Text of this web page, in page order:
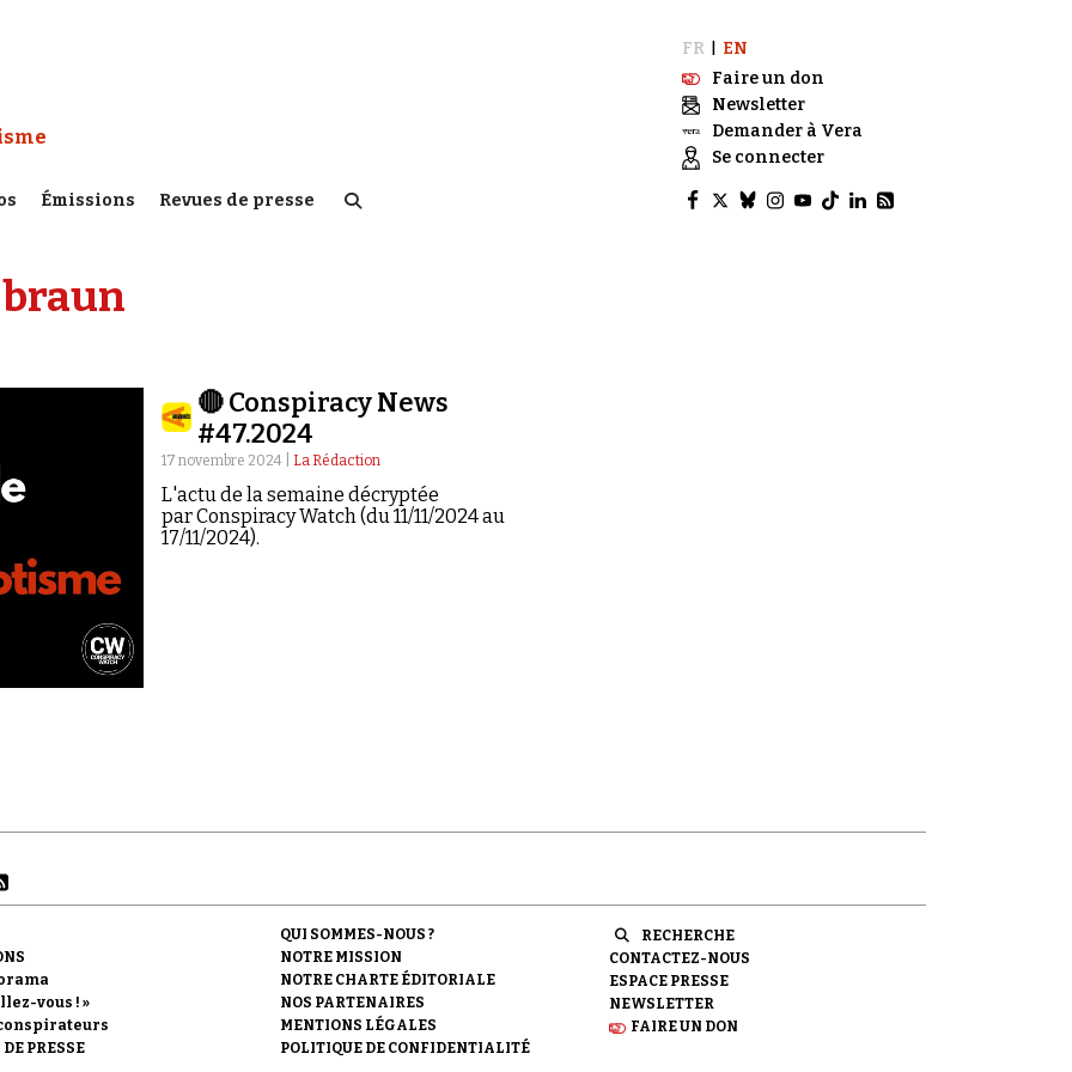
:
Émissions Revues de presse
FR
EN
Faire un don
Newsletter
Demander à Vera
Se connecter
🔴 Conspiracy News
#47.2024
17 novembre 2024 | La Rédaction
L'actu de la semaine décryptée
par Conspiracy Watch (du 11/11/2024 au
17/11/2024).
vous ! »
PRESSE
QUI SOMMES-NOUS ?
NOTRE MISSION
NOTRE CHARTE ÉDITORIALE
NOS PARTENAIRES
MENTIONS LÉGALES
POLITIQUE DE CONFIDENTIALITÉ
RECHERCHE
CONTACTEZ-NOUS
ESPACE PRESSE
NEWSLETTER
FAIRE UN DON